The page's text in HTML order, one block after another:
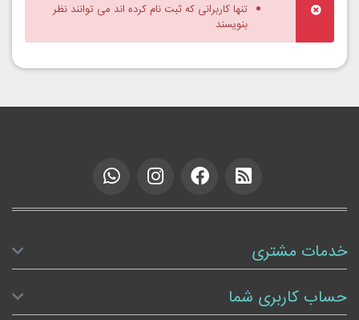
تنها کاربرانی که ثبت نام کرده اند می توانند نظر
بنویسند
خدمات مشتری
حساب کاربری شما